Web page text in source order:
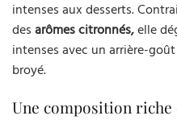
intenses aux desserts.
des arômes citronnés,elle
intenses avec un arrière-
broyé.
Une composition riche